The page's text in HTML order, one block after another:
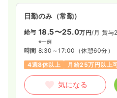
日勤のみ（常勤）
給与 18.5〜25.0万円/月 賞与
※一例
時間 8:30～17:00 （休憩60分）
4週8休以上
月給25万円以上
気になる